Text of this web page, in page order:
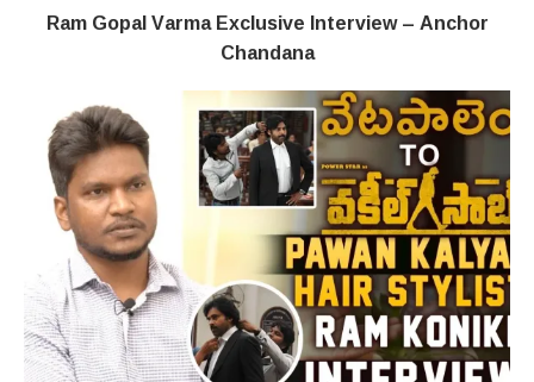
Ram Gopal Varma Exclusive Interview – Anchor
Chandana